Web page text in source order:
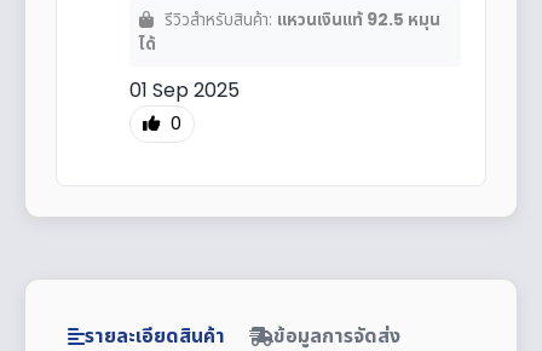
รีวิวสำหรับสินค้า: แหวนเงินแท้ 92.5 หมุน
ได้
01 Sep 2025
0
รายละเอียดสินค้า ข้อมูลการจัดส่ง